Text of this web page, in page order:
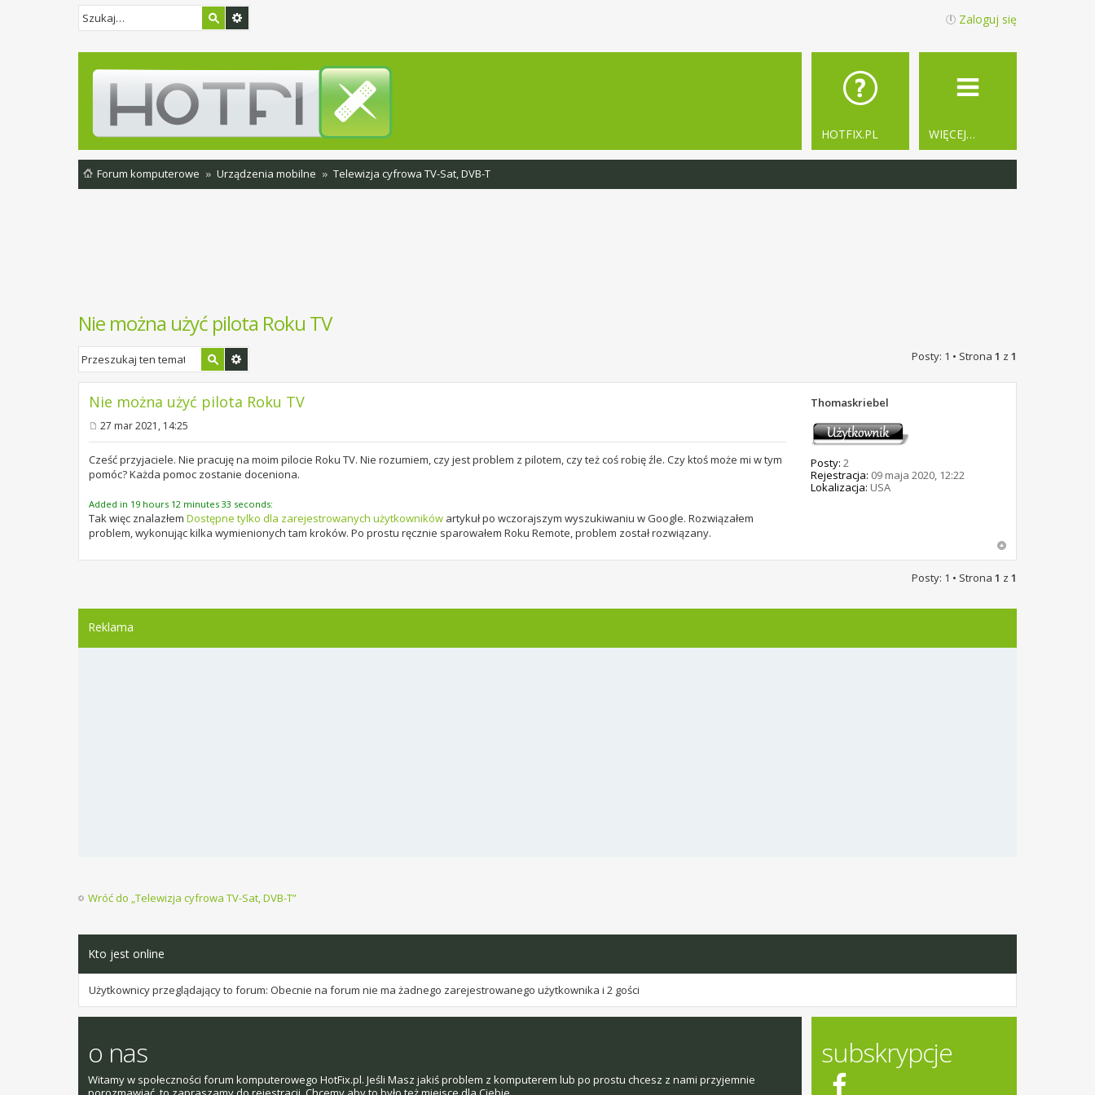
Zaloguj się
WIĘCEJ…
HOTFIX.PL
Forum komputerowe Urządzenia mobilne Telewizja cyfrowa TV-Sat, DVB-T
Nie można użyć pilota Roku TV
Posty: 1 • Strona 1 z 1
Thomaskriebel
Posty: 2
Rejestracja: 09 maja 2020, 12:22
Lokalizacja: USA
Nie można użyć pilota Roku TV
o
s
27 mar 2021, 14:25
Cześć przyjaciele. Nie pracuję na moim pilocie Roku TV. Nie rozumiem, czy jest problem z pilotem, czy też coś robię źle. Czy ktoś może mi w tym
pomóc? Każda pomoc zostanie doceniona.
Added in 19 hours 12 minutes 33 seconds:
Tak więc znalazłem Dostępne tylko dla zarejestrowanych użytkowników artykuł po wczorajszym wyszukiwaniu w Google. Rozwiązałem
problem, wykonując kilka wymienionych tam kroków. Po prostu ręcznie sparowałem Roku Remote, problem został rozwiązany.
Posty: 1 • Strona 1 z 1
Reklama
Wróć do „Telewizja cyfrowa TV-Sat, DVB-T”
Kto jest online
Użytkownicy przeglądający to forum: Obecnie na forum nie ma żadnego zarejestrowanego użytkownika i 2 gości
o nas
Witamy w społeczności forum komputerowego HotFix.pl. Jeśli Masz jakiś problem z komputerem lub po prostu chcesz z nami przyjemnie
subskrypcje